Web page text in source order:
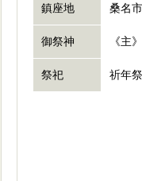
鎮座地 桑名
御祭神 《主
祭祀 祈年